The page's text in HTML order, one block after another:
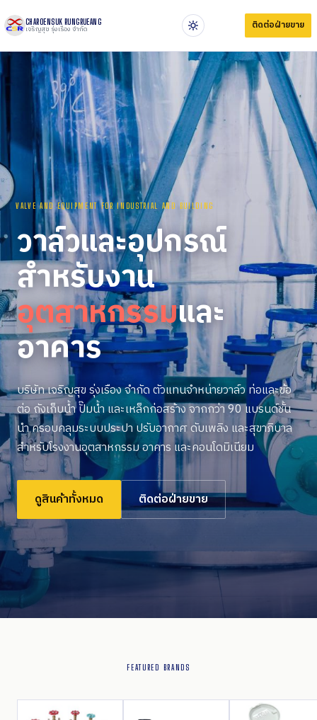
CHAROENSUK RUNGRUEANG
เจริญสุข รุ่งเรือง จำกัด ติดต่อฝ่ายขาย
VALVE AND EQUIPMENT FOR INDUSTRIAL AND BUILDING
วาล์วและอุปกรณ์
สำหรับงาน
อุตสาหกรรมและ
อาคาร
บริษัท เจริญสุข รุ่งเรือง จำกัด ตัวแทนจำหน่ายวาล์ว ท่อและข้อ
ต่อ ถังเก็บน้ำ ปั๊มน้ำ และเหล็กก่อสร้าง จากกว่า 90 แบรนด์ชั้น
นำ ครอบคลุมระบบประปา ปรับอากาศ ดับเพลิง และสุขาภิบาล
สำหรับโรงงานอุตสาหกรรม อาคาร และคอนโดมิเนียม
ดูสินค้าทั้งหมด ติดต่อฝ่ายขาย
FEATURED BRANDS